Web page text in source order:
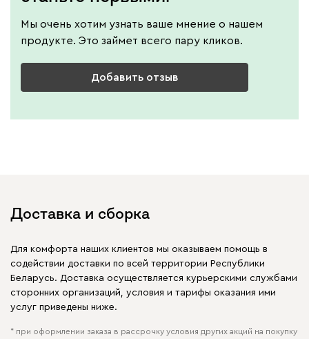
Мы очень хотим узнать ваше мнение о нашем
продукте. Это займет всего пару кликов.
Добавить отзыв
Доставка и сборка
Для комфорта наших клиентов мы оказываем помощь в
содействии доставки по всей территории Республики
Беларусь. Доставка осуществляется курьерскими службами
сторонних организаций, условия и тарифы оказания ими
услуг приведены ниже.
* при оформлении заказа в рассрочку условия других акций на покупку